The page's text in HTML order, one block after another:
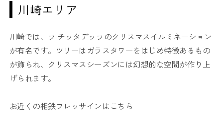
川崎エリア
川崎では、ラ チッタデッラのクリスマスイルミネーション
が有名です。ツリーはガラスタワーをはじめ特徴あるもの
が飾られ、クリスマスシーズンには幻想的な空間が作り上
げられます。
お近くの相鉄フレッサインはこちら